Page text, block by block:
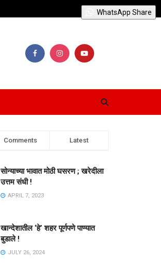
Comments Latest
सोन्याच्या भावात मोठी घसरण ; खरेदीला
उत्तम संधी !
APRIL 7, 2023
खान्देशातील ‘हे’ शहर पूर्णपणे पाण्यात
बुडाले !
JULY 26, 2024
WhatsApp Share